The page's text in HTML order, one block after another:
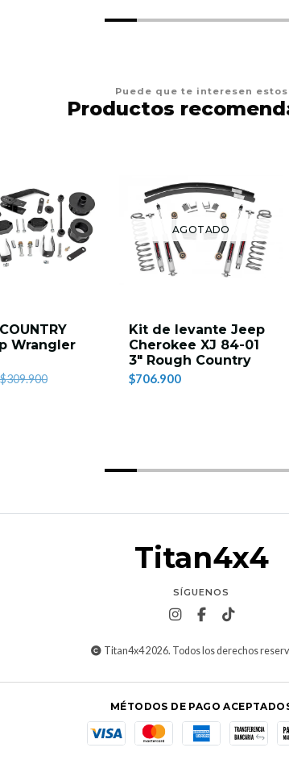
Puede que te interesen estos
Productos
Wrangler
$309.900
AGOTADO
Kit de levante Jeep
Cherokee XJ 84-01
3" Rough Country
$706.900
Titan4x4
SÍGUENOS
Titan4x4 2026. Todos los derechos
MÉTODOS DE PAGO